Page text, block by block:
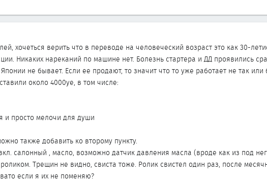
хочеться верить что в переводе на человеческий возраст это как 30-
Никаких нареканий по машине нет. Болезнь стартера и ДД проявились
не бывает. Если ее продают, то значит что то уже работает не так или
около 4000уе, в том числе:
и просто мелочи для души
также добавить ко второму пункту.
салонный , масло, возможно датчик давления масла (вроде как из под
Трещин не видно, свиста тоже. Ролик свистел один раз, после
если я их не поменяю?